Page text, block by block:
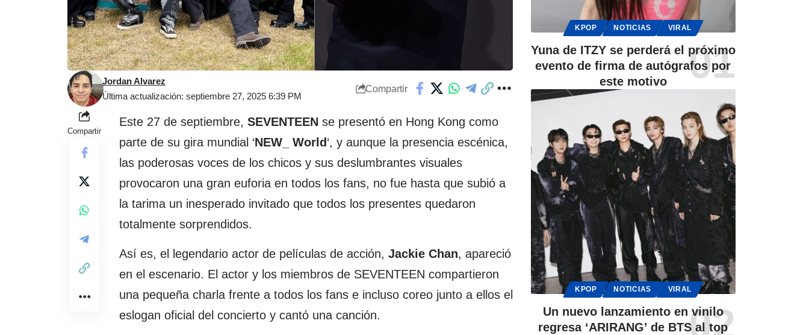
Última actualización: septiembre 27, 2025 6:39 PM
Jordan Alvarez
Compartir
Compartir
Este 27 de septiembre, SEVENTEEN se presentó en Hong Kong como
parte de su gira mundial ‘NEW_ World‘, y aunque la presencia escénica,
las poderosas voces de los chicos y sus deslumbrantes visuales
provocaron una gran euforia en todos los fans, no fue hasta que subió a
la tarima un inesperado invitado que todos los presentes quedaron
totalmente sorprendidos.
Así es, el legendario actor de películas de acción, Jackie Chan, apareció
en el escenario. El actor y los miembros de SEVENTEEN compartieron
una pequeña charla frente a todos los fans e incluso coreo junto a ellos el
eslogan oficial del concierto y cantó una canción.
KPOP NOTICIAS VIRAL
Yuna de ITZY se perderá el próximo
evento de firma de autógrafos por
este motivo
KPOP NOTICIAS VIRAL
Un nuevo lanzamiento en vinilo
regresa ‘ARIRANG’ de BTS al top